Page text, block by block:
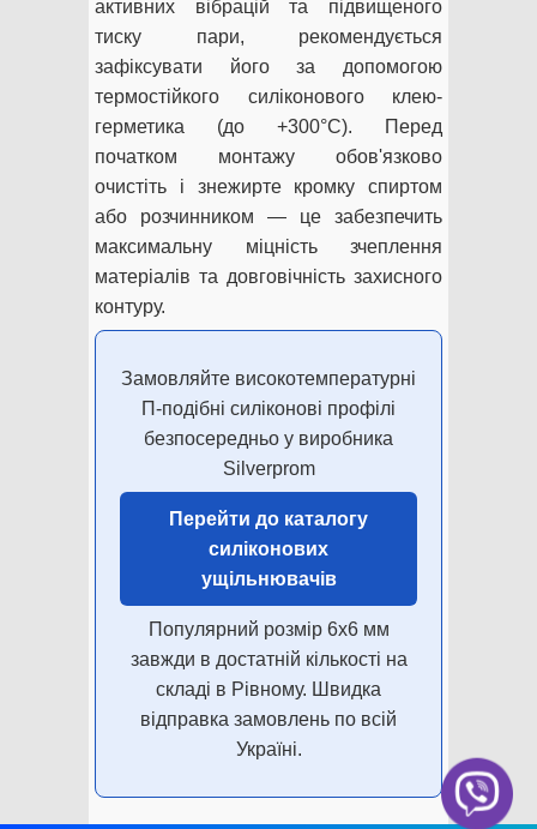
активних вібрацій та підвищеного
тиску пари, рекомендується
зафіксувати його за допомогою
термостійкого силіконового клею-
герметика (до +300°C). Перед
початком монтажу обов'язково
очистіть і знежирте кромку спиртом
або розчинником — це забезпечить
максимальну міцність зчеплення
матеріалів та довговічність захисного
контуру.
Замовляйте високотемпературні
П-подібні силіконові профілі
безпосередньо у виробника
Silverprom
Перейти до каталогу
силіконових
ущільнювачів
Популярний розмір 6х6 мм
завжди в достатній кількості на
складі в Рівному. Швидка
відправка замовлень по всій
Україні.